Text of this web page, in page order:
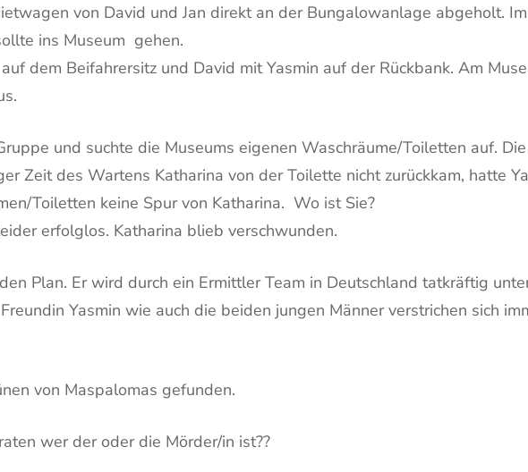
von David und Jan direkt an der Bungalowanlage abgeholt.
ins Museum gehen.
dem Beifahrersitz und David mit Yasmin auf der Rückbank. Am
und suchte die Museums eigenen Waschräume/Toiletten auf.
Zeit des Wartens Katharina von der Toilette nicht zurückkam, hatte
Toiletten keine Spur von Katharina. Wo ist Sie?
erfolglos. Katharina blieb verschwunden.
Plan. Er wird durch ein Ermittler Team in Deutschland tatkräftig
Yasmin wie auch die beiden jungen Männer verstrichen sich
von Maspalomas gefunden.
wer der oder die Mörder/in ist??